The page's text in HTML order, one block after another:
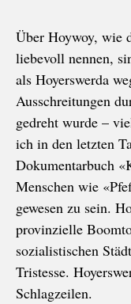
Über Hoywoy, wie
liebevoll nennen,
als Hoyerswerda
Ausschreitungen
gedreht wurde –
ich in den letzten
Dokumentarbuch
Menschen wie
gewesen zu sein.
provinzielle
sozialistischen
Tristesse.
Schlagzeilen.